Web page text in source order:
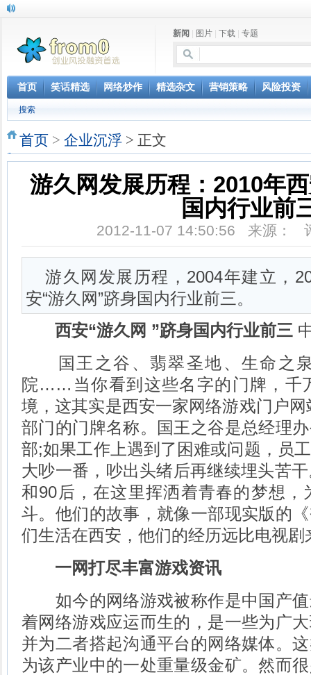
新闻 图片 下载 专题
首页 笑话精选 网络炒作 精选杂文 营销策略 风险投资
搜索
首页 > 企业沉浮 > 正文
游久网发展历程：2010年
国内行业前
2012-11-07 14:50:56 来源：
游久网发展历程，2004年建立，
安“游久网”跻身国内行业前三。
西安“游久网 ”跻身国内行业前三
国王之谷、翡翠圣地、生命之泉
院……当你看到这些名字的门牌，千
境，这其实是西安一家网络游戏门户
部门的门牌名称。国王之谷是总经理
部;如果工作上遇到了困难或问题，员
大吵一番，吵出头绪后再继续埋头苦
和90后，在这里挥洒着青春的梦想，
斗。他们的故事，就像一部现实版的
们生活在西安，他们的经历远比电视
一网打尽丰富游戏资讯
如今的网络游戏被称作是中国产值
着网络游戏应运而生的，是一些为广
并为二者搭起沟通平台的网络媒体。
为该产业中的一处重量级金矿。然而